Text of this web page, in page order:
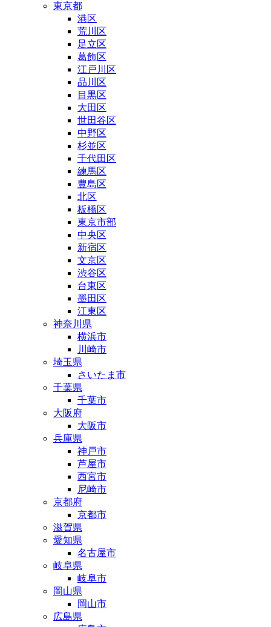
東京都
港区
荒川区
足立区
葛飾区
江戸川区
品川区
目黒区
大田区
世田谷区
中野区
杉並区
千代田区
練馬区
豊島区
北区
板橋区
東京市部
中央区
新宿区
文京区
渋谷区
台東区
墨田区
江東区
神奈川県
横浜市
川崎市
埼玉県
さいたま市
千葉県
千葉市
大阪府
大阪市
兵庫県
神戸市
芦屋市
西宮市
尼崎市
京都府
京都市
滋賀県
愛知県
名古屋市
岐阜県
岐阜市
岡山県
岡山市
広島県